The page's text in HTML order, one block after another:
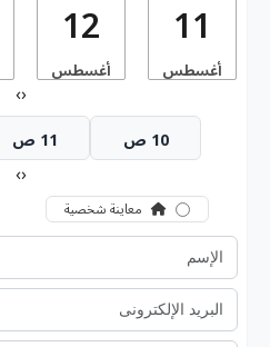
11
أغسطس
12
أغسطس
‹
›
10 ص 11 ص
‹
›
معاينة شخصية